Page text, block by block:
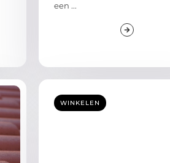
een ...
WINKELEN